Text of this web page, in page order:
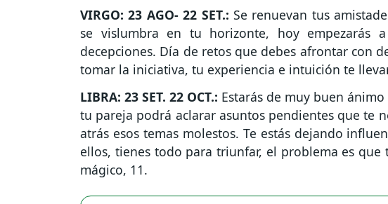
VIRGO: 23 AGO- 22 SET.: Se renuevan tus
se vislumbra en tu horizonte, hoy empezarás
decepciones. Día de retos que debes afrontar con
tomar la iniciativa, tu experiencia e intuición te
LIBRA: 23 SET. 22 OCT.: Estarás de muy buen
tu pareja podrá aclarar asuntos pendientes que te
atrás esos temas molestos. Te estás dejando
ellos, tienes todo para triunfar, el problema es que
mágico, 11.